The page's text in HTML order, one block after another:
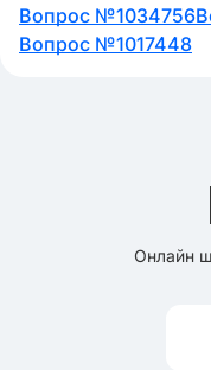
Вопрос №1034756
Вопрос №1017448
Онлайн